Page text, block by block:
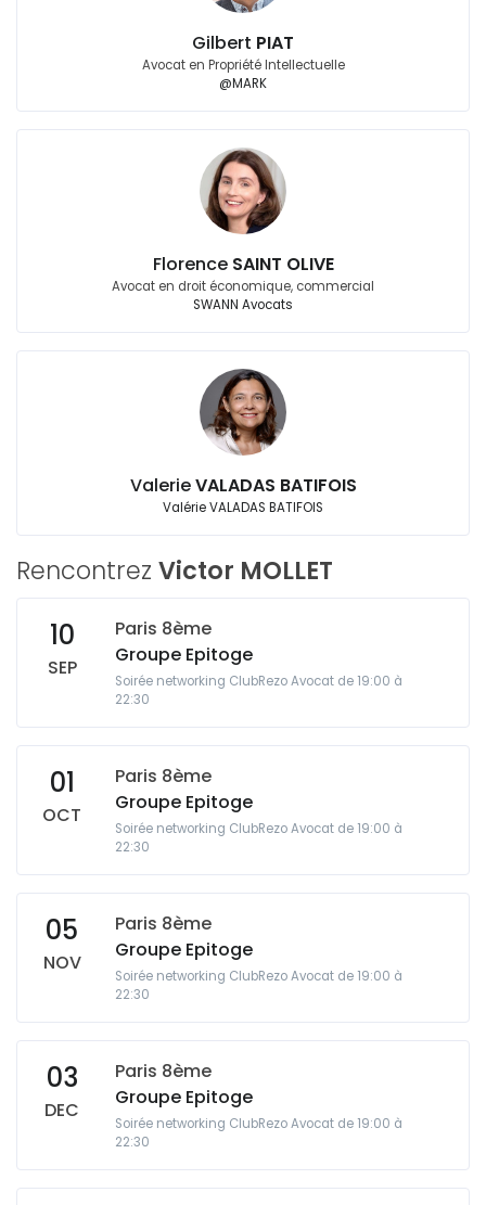
Gilbert PIAT
Avocat en Propriété Intellectuelle
@MARK
Florence SAINT OLIVE
Avocat en droit économique, commercial
SWANN Avocats
ValerieVALADAS BATIFOIS
Valérie VALADAS BATIFOIS
Rencontrez Victor MOLLET
10
SEP
Paris 8ème
Groupe Epitoge
Soirée networking ClubRezo Avocat de 19:00 à
22:30
01
OCT
Paris 8ème
Groupe Epitoge
Soirée networking ClubRezo Avocat de 19:00 à
22:30
05
NOV
Paris 8ème
Groupe Epitoge
Soirée networking ClubRezo Avocat de 19:00 à
22:30
03
DEC
Paris 8ème
Groupe Epitoge
Soirée networking ClubRezo Avocat de 19:00 à
22:30